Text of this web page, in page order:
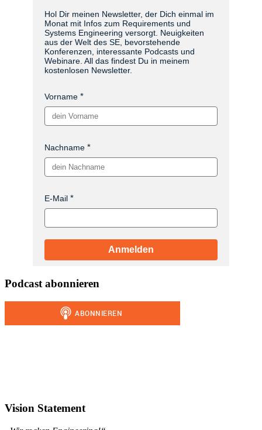
Hol Dir meinen Newsletter, der Dich einmal im
Monat mit Infos zum Requirements und
Systems Engineering versorgt. Neuigkeiten
aus der Welt des SE, bevorstehende
Konferenzen, interessante Podcasts und
Webinare. All das findest Du in meinem
kostenlosen Newsletter.
Vorname
Nachname
E-Mail
Anmelden
Podcast abonnieren
Vision Statement